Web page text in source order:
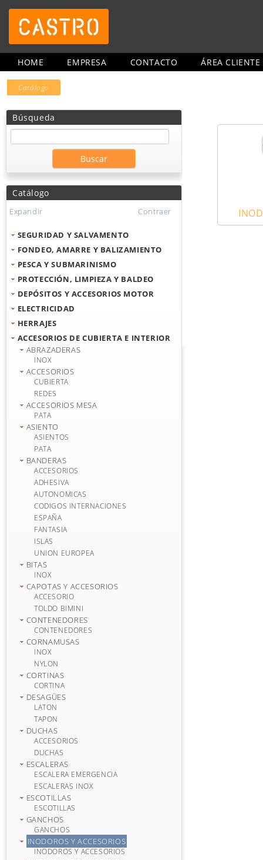
HOME EMPRESA CONTACTO ÁREA CLIENTE
Catálogo
Búsqueda
Catálogo
Expandir Contraer
SEGURIDAD Y SALVAMENTO
FONDEO, AMARRE Y BALIZAMIENTO
PESCA Y SUBMARINISMO
PROTECCIÓN, LIMPIEZA Y BALDEO
DEPÓSITOS Y ACCESORIOS MOTOR
ELECTRICIDAD
HERRAJES
ACCESORIOS DE CUBIERTA E INTERIOR
ABRAZADERAS
INOX
ACCESORIOS
CUBIERTA
REDES
ACCESORIOS MESA
PATA
ASIENTO
ASIENTOS
PATA
BANDERAS
ACCESORIOS
ADHESIVA
AUTONOMICAS
CODIGOS INTERNACIONES
ESPAÑA
FANTASIA
ISLAS
UNION EUROPEA
BITAS
INOX
CAPOTAS Y ACCESORIOS
ACCESORIO
TOLDO BIMINI
CONTENEDORES
CONTENEDORES
CORNAMUSAS
INOX
NYLON
CORTINAS
CORTINA
DESAGÜES
LATON
TAPON
DUCHAS
ACCESORIOS
DUCHAS
ESCALERAS
ESCALERA EMERGENCIA
ESCALERAS INOX
ESCOTILLAS
ESCOTILLAS
GANCHOS
GANCHOS
INODOROS Y ACCESORIOS
INODOROS Y ACCESORIOS